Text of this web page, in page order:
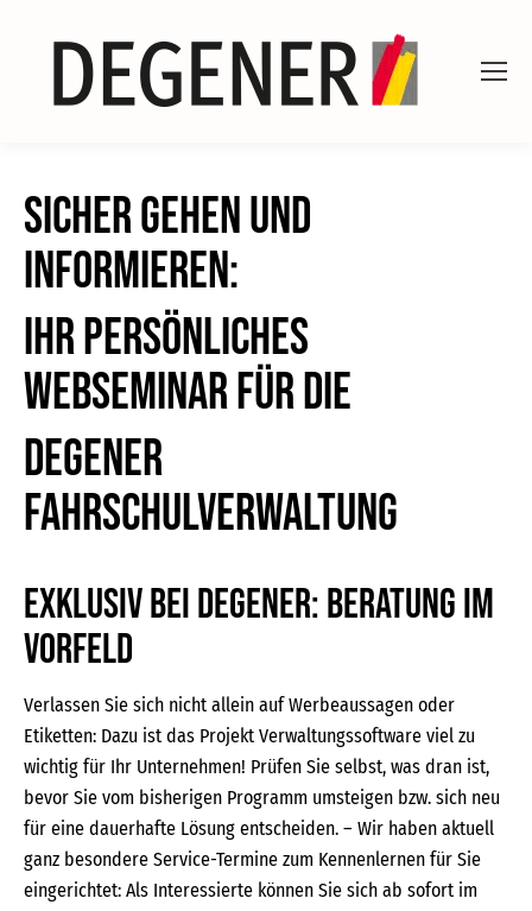
SICHER GEHEN UND
INFORMIEREN:
IHR PERSÖNLICHES
WEBSEMINAR FÜR DIE
DEGENER
FAHRSCHULVERWALTUNG
Exklusiv bei DEGENER: Beratung im
Vorfeld
Verlassen Sie sich nicht allein auf Werbeaussagen oder
Etiketten: Dazu ist das Projekt Verwaltungssoftware viel zu
wichtig für Ihr Unternehmen! Prüfen Sie selbst, was dran ist,
bevor Sie vom bisherigen Programm umsteigen bzw. sich neu
für eine dauerhafte Lösung entscheiden. – Wir haben aktuell
ganz besondere Service-Termine zum Kennenlernen für Sie
eingerichtet: Als Interessierte können Sie sich ab sofort im